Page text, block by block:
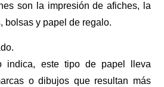
son la impresión de afiches, la
bolsas y papel de regalo.
indica, este tipo de papel lleva
o dibujos que resultan más